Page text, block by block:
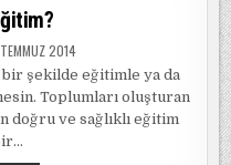
2014
şekilde eğitimle ya da
Toplumları oluşturan
ve sağlıklı eğitim